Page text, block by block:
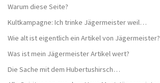
Warum diese Seite?
Kultkampagne: Ich trinke Jägermeister weil…
Wie alt ist eigentlich ein Artikel von Jägermeister?
Was ist mein Jägermeister Artikel wert?
Die Sache mit dem Hubertushirsch…